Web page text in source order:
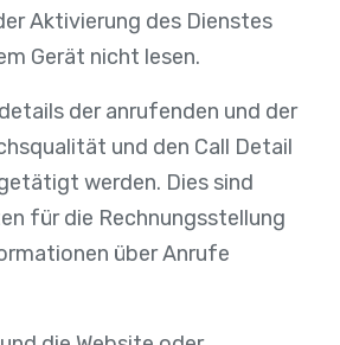
Aktivierung des Dienstes
Gerät nicht lesen.
der anrufenden und der
und den Call Detail
werden. Dies sind
für die Rechnungsstellung
über Anrufe